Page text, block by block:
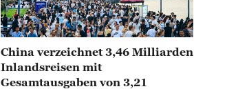
China verzeichnet 3,46 Milliarden
Inlandsreisen mit
Gesamtausgaben von 3,21